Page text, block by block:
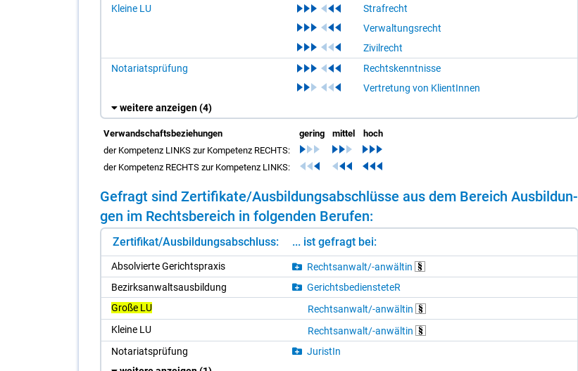
Kleine LU
Strafrecht
Verwaltungsrecht
Zivilrecht
Notariatsprüfung
Rechtskenntnisse
Vertretung von KlientInnen
weitere anzeigen(4)
Verwandschaftsbeziehungen gering mittel
hoch
der Kompetenz LINKS zur Kompetenz RECHTS:
der Kompetenz RECHTS zur Kompetenz LINKS:
Ge­fragt sind Zer­ti­fi­ka­te/​Aus­bil­dungs­ab­schlüs­se aus dem Be­reich Aus­bil­dun­
gen im Rechts­be­reich in fol­gen­den Be­ru­fen:
Zertifikat/Ausbildungsabschluss: ... ist gefragt bei:
Ab­sol­vier­te Ge­richts­pra­xis
Rechts­an­walt/-​an­wäl­tin
Be­zirks­an­walts­aus­bil­dung
Ge­richts­be­diens­te­teR
Große LU
Rechts­an­walt/-​an­wäl­tin
Klei­ne LU
Rechts­an­walt/-​an­wäl­tin
No­ta­ri­ats­prü­fung
Ju­ris­tIn